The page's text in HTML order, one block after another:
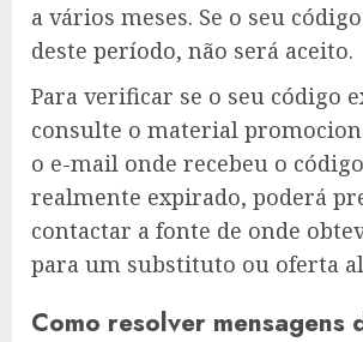
a vários meses. Se o seu
deste período, não será aceito.
Para verificar se o seu código
consulte o material
o e-mail onde recebeu o
realmente expirado, poderá
contactar a fonte de onde
para um substituto ou oferta
Como resolver mensagens